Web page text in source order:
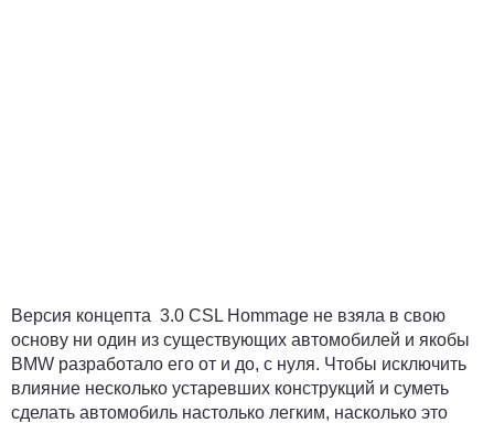
Версия концепта 3.0 CSL Hommage не взяла в свою
основу ни один из существующих автомобилей и якобы
BMW разработало его от и до, с нуля. Чтобы исключить
влияние несколько устаревших конструкций и суметь
сделать автомобиль настолько легким, насколько это